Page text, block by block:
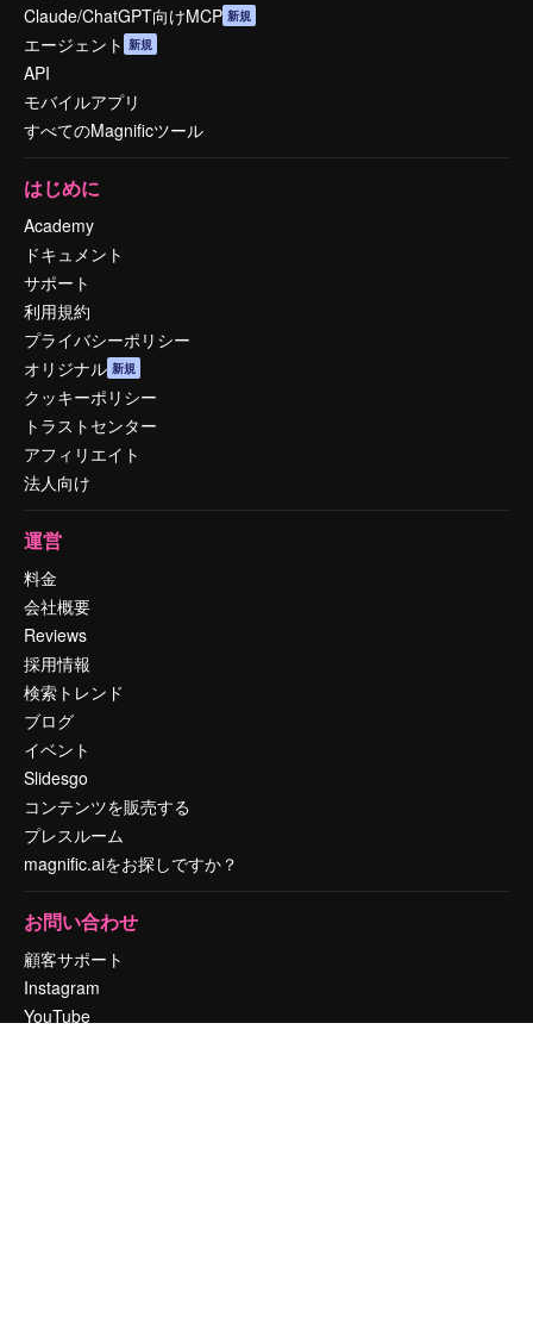
Claude/ChatGPT向けMCP 新規
エージェント 新規
API
モバイルアプリ
すべてのMagnificツール
はじめに
Academy
ドキュメント
サポート
利用規約
プライバシーポリシー
オリジナル 新規
クッキーポリシー
トラストセンター
アフィリエイト
法人向け
運営
料金
会社概要
Reviews
採用情報
検索トレンド
ブログ
イベント
Slidesgo
コンテンツを販売する
プレスルーム
magnific.aiをお探しですか？
お問い合わせ
顧客サポート
Instagram
YouTube